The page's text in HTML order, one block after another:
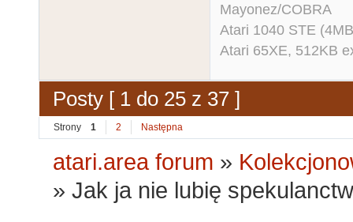
Mayonez/COBRA
Atari 1040 STE
Atari 65XE, 512KB
Posty [ 1 do 25 z 37 ]
Strony 1 2 Następna
atari.area forum »
»Jak ja nie lubię